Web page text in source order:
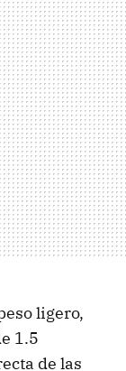
ligero,
1.5
de las